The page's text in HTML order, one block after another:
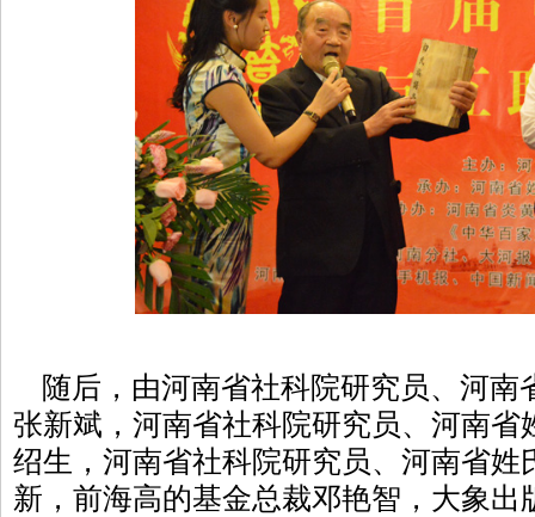
随后，由河南省社科院研究员、河南
张新斌，河南省社科院研究员、河南省
绍生，河南省社科院研究员、河南省姓
新，前海高的基金总裁邓艳智，大象出